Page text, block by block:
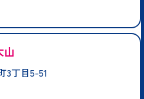
山
3丁目5-51